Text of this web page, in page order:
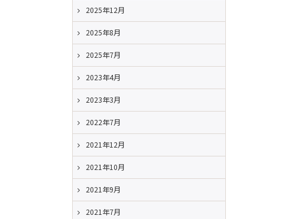
2025年12月
2025年8月
2025年7月
2023年4月
2023年3月
2022年7月
2021年12月
2021年10月
2021年9月
2021年7月